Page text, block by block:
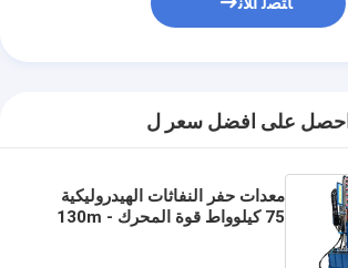
احصل على افضل سعر ل
معدات حفر النفاثات الهيدروليكية
75 كيلوواط قوة المحرك 130m -